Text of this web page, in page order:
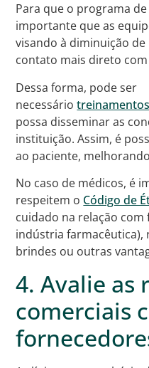
Para que o programa
importante que as
visando à diminuição
contato mais direto
Dessa forma, pode ser
necessáriotreinamentos
possa disseminar as
instituição. Assim, é
ao paciente,
No caso de médicos, é
respeitem o Código de
cuidado na relação
indústria farmacêutica),
brindes ou outras
4. Avalie as
comerciais